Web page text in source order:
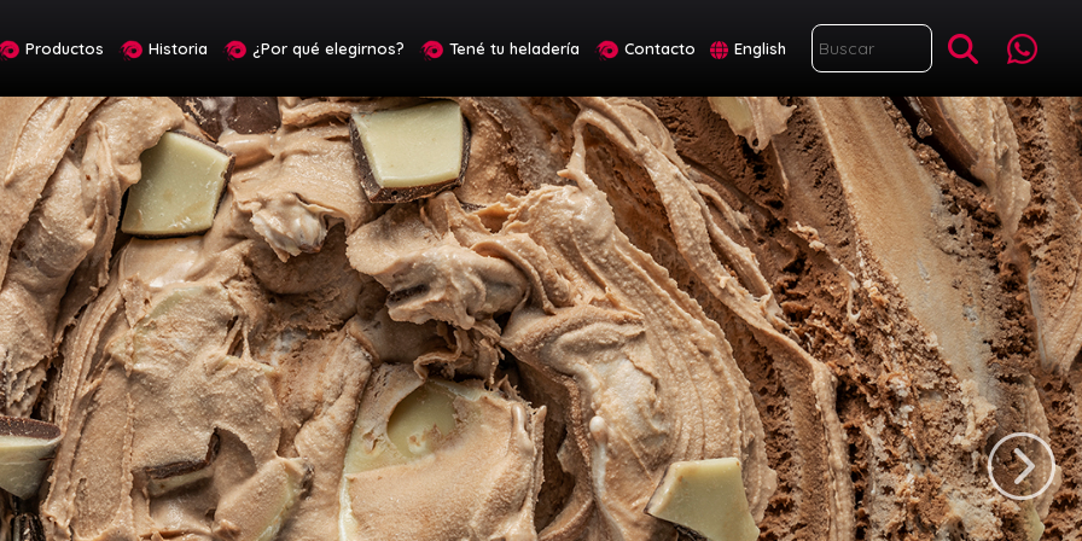
Productos Historia ¿Por qué elegirnos? Tené tu heladería Contacto English